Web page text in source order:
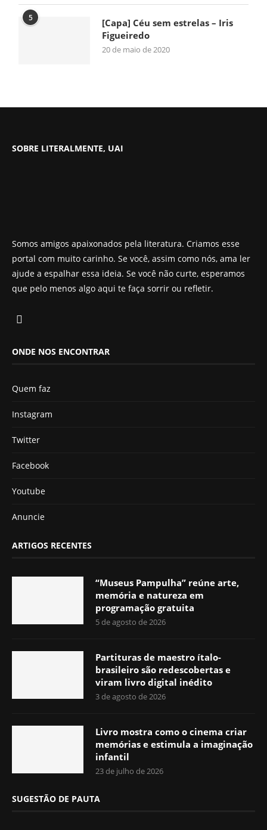
5
[Capa] Céu sem estrelas – Iris
Figueiredo
20 de maio de 2020
SOBRE LITERALMENTE, UAI
Somos amigos apaixonados pela literatura. Criamos esse
portal com muito carinho. Se você, assim como nós, ama ler
ajude a espalhar essa ideia. Se você não curte, esperamos
que pelo menos algo aqui te faça sorrir ou refletir.
ONDE NOS ENCONTRAR
Quem faz
Instagram
Twitter
Facebook
Youtube
Anuncie
ARTIGOS RECENTES
“Museus Pampulha” reúne arte,
memória e natureza em
programação gratuita
5 de agosto de 2026
Partituras de maestro ítalo-
brasileiro são redescobertas e
viram livro digital inédito
3 de agosto de 2026
Livro mostra como o cinema criar
memórias e estimula a imaginação
infantil
23 de julho de 2026
SUGESTÃO DE PAUTA